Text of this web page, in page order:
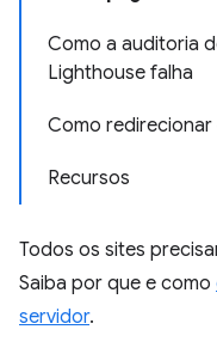
Como a auditoria
Lighthouse falha
Como redirecionar
Recursos
Todos os sites
Saiba por que e como
servidor.